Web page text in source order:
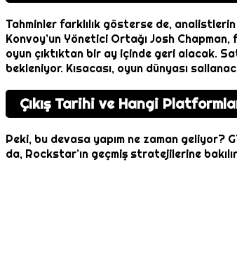
Tahminler farklılık gösterse de,
Konvoy’un Yönetici Ortağı Josh
oyun çıktıktan bir ay içinde geri alacak.
bekleniyor. Kısacası, oyun dünyası
Çıkış Tarihi ve Hangi
Peki, bu devasa yapım ne zaman geliyor?
da, Rockstar’ın geçmiş stratejilerine